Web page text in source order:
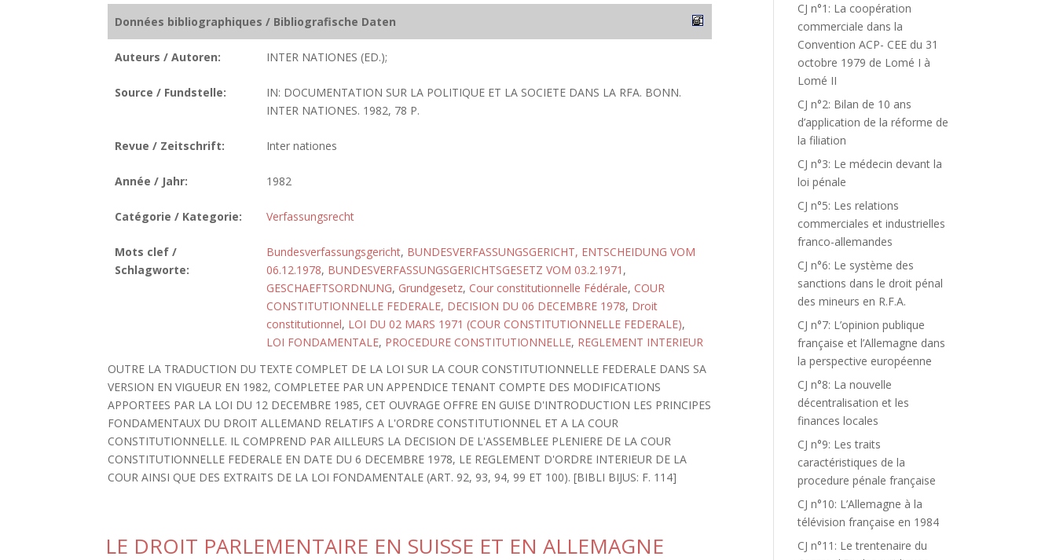
Données bibliographiques / Bibliografische Daten
Auteurs / Autoren: INTER NATIONES (ED.);
Source / Fundstelle:
IN: DOCUMENTATION SUR LA POLITIQUE ET LA SOCIETE DANS LA RFA. BONN.
INTER NATIONES. 1982, 78 P.
Revue / Zeitschrift: Inter nationes
Année / Jahr: 1982
Catégorie / Kategorie: Verfassungsrecht
Mots clef /
Schlagworte:
Bundesverfassungsgericht, BUNDESVERFASSUNGSGERICHT, ENTSCHEIDUNG VOM
06.12.1978, BUNDESVERFASSUNGSGERICHTSGESETZ VOM 03.2.1971 ,
GESCHAEFTSORDNUNG, Grundgesetz, Cour constitutionnelle Fédérale, COUR
CONSTITUTIONNELLE FEDERALE, DECISION DU 06 DECEMBRE 1978, Droit
constitutionnel, LOI DU 02 MARS 1971 (COUR CONSTITUTIONNELLE FEDERALE),
LOI FONDAMENTALE, PROCEDURE CONSTITUTIONNELLE, REGLEMENT INTERIEUR
OUTRE LA TRADUCTION DU TEXTE COMPLET DE LA LOI SUR LA COUR CONSTITUTIONNELLE FEDERALE DANS SA
VERSION EN VIGUEUR EN 1982, COMPLETEE PAR UN APPENDICE TENANT COMPTE DES MODIFICATIONS
APPORTEES PAR LA LOI DU 12 DECEMBRE 1985, CET OUVRAGE OFFRE EN GUISE D'INTRODUCTION LES PRINCIPES
FONDAMENTAUX DU DROIT ALLEMAND RELATIFS A L'ORDRE CONSTITUTIONNEL ET A LA COUR
CONSTITUTIONNELLE. IL COMPREND PAR AILLEURS LA DECISION DE L'ASSEMBLEE PLENIERE DE LA COUR
CONSTITUTIONNELLE FEDERALE EN DATE DU 6 DECEMBRE 1978, LE REGLEMENT D'ORDRE INTERIEUR DE LA
COUR AINSI QUE DES EXTRAITS DE LA LOI FONDAMENTALE (ART. 92, 93, 94, 99 ET 100). [BIBLI BIJUS: F. 114]
LE DROIT PARLEMENTAIRE EN SUISSE ET EN ALLEMAGNE
CJ n°1: La coopération
commerciale dans la
Convention ACP- CEE du 31
octobre 1979 de Lomé I à
Lomé II
CJ n°2: Bilan de 10 ans
d’application de la réforme de
la filiation
CJ n°3: Le médecin devant la
loi pénale
CJ n°5: Les relations
commerciales et industrielles
franco-allemandes
CJ n°6: Le système des
sanctions dans le droit pénal
des mineurs en R.F.A.
CJ n°7: L’opinion publique
française et l’Allemagne dans
la perspective européenne
CJ n°8: La nouvelle
décentralisation et les
finances locales
CJ n°9: Les traits
caractéristiques de la
procedure pénale française
CJ n°10: L’Allemagne à la
télévision française en 1984
CJ n°11: Le trentenaire du